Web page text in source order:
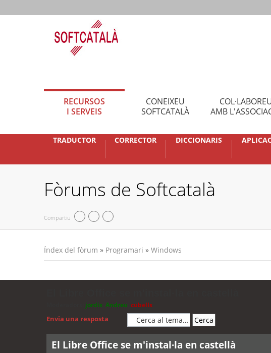
RECURSOS
I SERVEIS
CONEIXEU
SOFTCATALÀ
AMB
TRADUCTOR CORRECTOR DICCIONARIS
Fòrums de Softcatalà
Compartiu
Índex del fòrum » Programari » Windows
jordis Andreu cubells
Envia una resposta
El Libre Office se m'instal·la en castellà